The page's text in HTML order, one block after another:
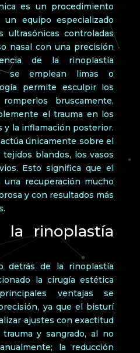
es un procedimiento
equipo especializado
ultrasónicas controladas
nasal con una precisión
de la rinoplastía
se emplean limas o
permite esculpir los
bruscamente,
el trauma en los
y la inflamación posterior.
únicamente sobre el
blandos, los vasos
Esto significa que el
recuperación mucho
y con resultados más
la rinoplastía
detrás de la rinoplastía
la cirugía estética
ventajas se
ya que el bisturí
ajustes con exactitud
y sangrado, al no
la reducción